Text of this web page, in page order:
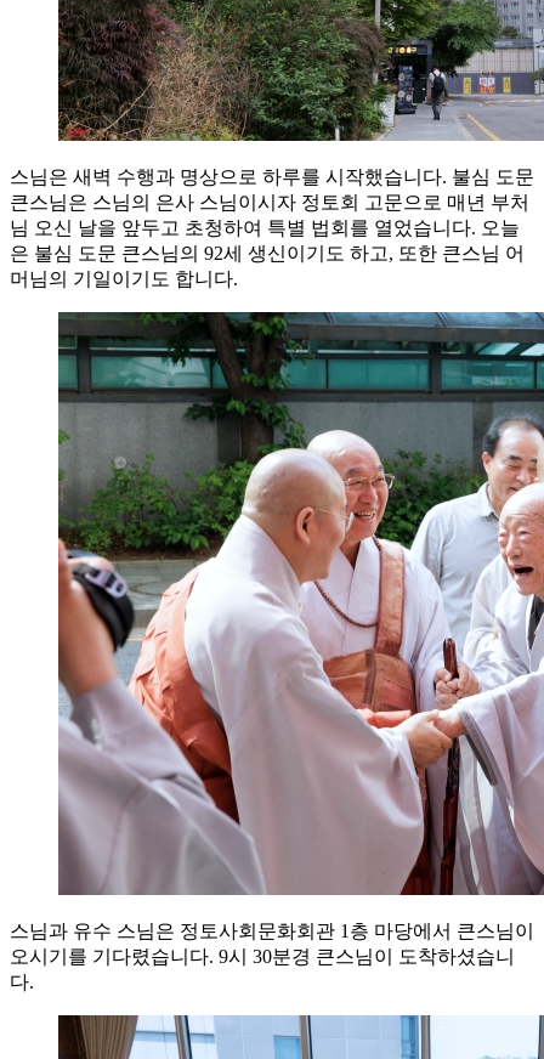
스님은 새벽 수행과 명상으로 하루를 시작했습니다. 불심 도문
큰스님은 스님의 은사 스님이시자 정토회 고문으로 매년 부처
님 오신 날을 앞두고 초청하여 특별 법회를 열었습니다. 오늘
은 불심 도문 큰스님의 92세 생신이기도 하고, 또한 큰스님 어
머님의 기일이기도 합니다.
스님과 유수 스님은 정토사회문화회관 1층 마당에서 큰스님이
오시기를 기다렸습니다. 9시 30분경 큰스님이 도착하셨습니
다.